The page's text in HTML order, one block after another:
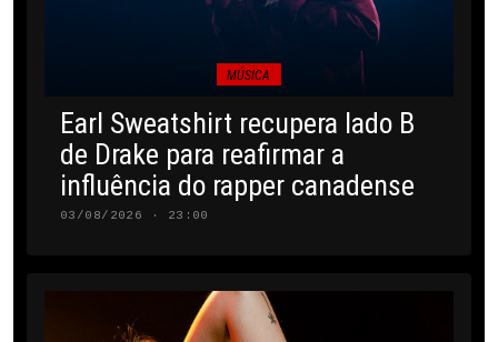
MÚSICA
Earl Sweatshirt recupera lado B
de Drake para reafirmar a
influência do rapper canadense
03/08/2026 · 23:00